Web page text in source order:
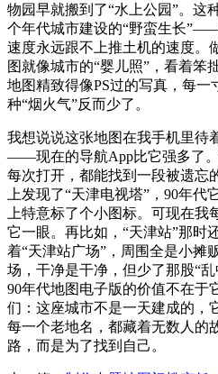
物园早就搬到了“水上公园”。这
个年代城市建设的“野蛮生长
速度永远跟不上推土机的速度。
图就像城市的“婴儿照”，看着笨
地图精致得像PS过的写真，每一
种“烟火气”反而少了。
我想说说这张地图在我手机里待
——现在的导航App比它强多了。
每次打开，都能找到一段被遗忘
上发现了“天津电视塔”，90年代
上特意标了个小图标。可现在
它一眼。再比如，“天津站”那时
着“天津站广场”，周围全是小摊
场，干净是干净，但少了那股“
90年代地图电子版的价值不在于
们：这座城市不是一天建成的，
每一个老地名，都藏着无数人的
路，而是为了找到自己。